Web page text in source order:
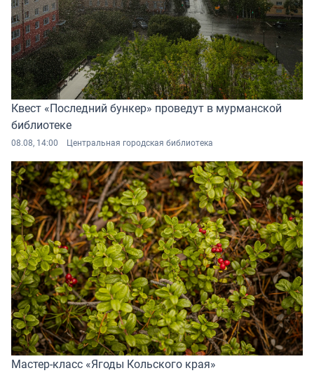
Квест «Последний бункер» проведут в мурманской
библиотеке
08.08, 14:00 Центральная городская библиотека
Мастер-класс «Ягоды Кольского края»